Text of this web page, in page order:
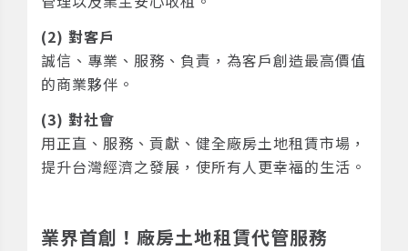
(2) 對客戶
誠信、專業、服務、負責，為客戶創造最高價值
的商業夥伴。
(3) 對社會
用正直、服務、貢獻、健全廠房土地租賃市場，
提升台灣經濟之發展，使所有人更幸福的生活。
業界首創！廠房土地租賃代管服務